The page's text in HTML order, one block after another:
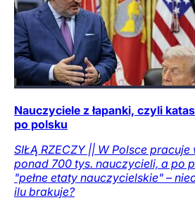
Nauczyciele z łapanki, czyli
po polsku
SIŁĄ RZECZY || W Polsce pracuje
ponad 700 tys. nauczycieli, a po
"pełne etaty nauczycielskie" –
ilu brakuje?